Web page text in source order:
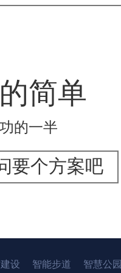
简单
的一半
要个方案吧
设 智能步道 智慧公园